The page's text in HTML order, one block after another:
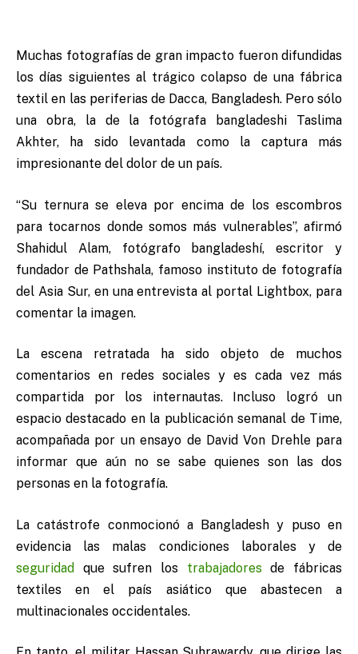
Muchas fotografías de gran impacto fueron difundidas
los días siguientes al trágico colapso de una fábrica
textil en las periferias de Dacca, Bangladesh. Pero sólo
una obra, la de la fotógrafa bangladeshi Taslima
Akhter, ha sido levantada como la captura más
impresionante del dolor de un país.
“Su ternura se eleva por encima de los escombros
para tocarnos donde somos más vulnerables”, afirmó
Shahidul Alam, fotógrafo bangladeshí, escritor y
fundador de Pathshala, famoso instituto de fotografía
del Asia Sur, en una entrevista al portal Lightbox, para
comentar la imagen.
La escena retratada ha sido objeto de muchos
comentarios en redes sociales y es cada vez más
compartida por los internautas. Incluso logró un
espacio destacado en la publicación semanal de Time,
acompañada por un ensayo de David Von Drehle para
informar que aún no se sabe quienes son las dos
personas en la fotografía.
La catástrofe conmocionó a Bangladesh y puso en
evidencia las malas condiciones laborales y de
seguridad
que sufren los trabajadores de fábricas
textiles en el país asiático que abastecen a
multinacionales occidentales.